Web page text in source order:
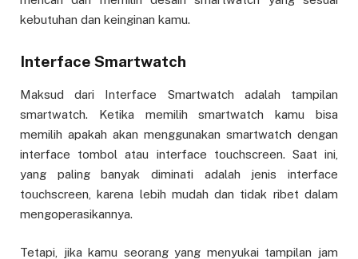
kebutuhan dan keinginan kamu.
Interface Smartwatch
Maksud dari Interface Smartwatch adalah tampilan
smartwatch. Ketika memilih smartwatch kamu bisa
memilih apakah akan menggunakan smartwatch dengan
interface tombol atau interface touchscreen. Saat ini,
yang paling banyak diminati adalah jenis interface
touchscreen, karena lebih mudah dan tidak ribet dalam
mengoperasikannya.
Tetapi, jika kamu seorang yang menyukai tampilan jam